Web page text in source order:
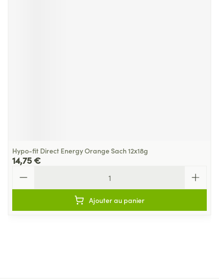
Hypo-fit Direct Energy Orange Sach 12x18g
14,75 €
Ajouter au panier